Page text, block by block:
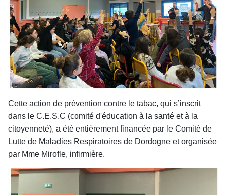
Cette action de prévention contre le tabac, qui s’inscrit
dans le C.E.S.C (comité d'éducation à la santé et à la
citoyenneté), a été entièrementfinancée par le Comité de
Lutte de Maladies Respiratoires de Dordogne et organisée
par Mme Mirofle, infirmière.